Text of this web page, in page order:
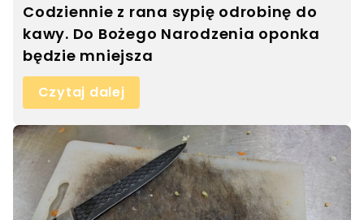
Codziennie z rana sypię odrobinę do
kawy. Do Bożego Narodzenia oponka
będzie mniejsza
Czytaj dalej